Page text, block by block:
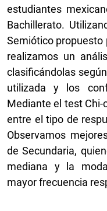
estudiantes
Bachillerato.
Semiótico propuesto
realizamos un
clasificándolas
utilizada y los
Mediante el test
entre el tipo de
Observamos
de Secundaria,
mediana y la
mayor frecuencia